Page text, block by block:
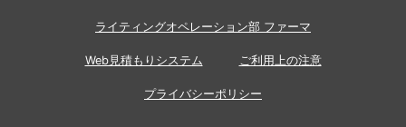
ライティングオペレーション部 ファーマ
Web見積もりシステム ご利用上の注意
プライバシーポリシー